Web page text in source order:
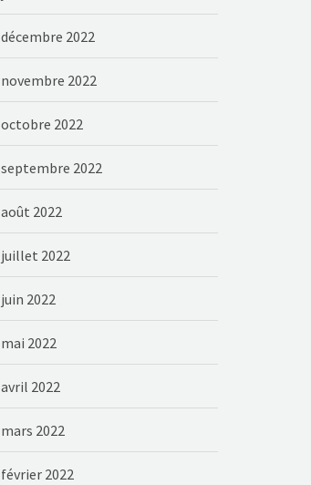
décembre 2022
novembre 2022
octobre 2022
septembre 2022
août 2022
juillet 2022
juin 2022
mai 2022
avril 2022
mars 2022
février 2022